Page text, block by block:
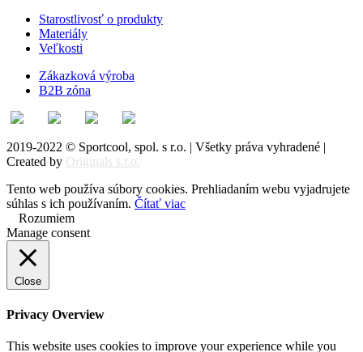
Starostlivosť o produkty
Materiály
Veľkosti
Zákazková výroba
B2B zóna
2019-2022 © Sportcool, spol. s r.o. | Všetky práva vyhradené |
Created by Originals s.r.o.
Tento web používa súbory cookies. Prehliadaním webu vyjadrujete
súhlas s ich používaním. Čítať viac
Rozumiem
Manage consent
Close
Privacy Overview
This website uses cookies to improve your experience while you